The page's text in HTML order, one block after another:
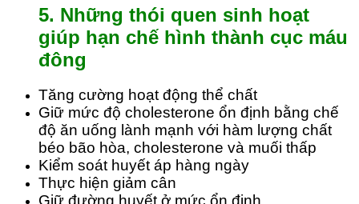
5. Những thói quen sinh hoạt
giúp hạn chế hình thành cục máu
đông
Tăng cường hoạt động thể chất
Giữ mức độ cholesterone ổn định bằng chế
độ ăn uống lành mạnh với hàm lượng chất
béo bão hòa, cholesterone và muối thấp
Kiểm soát huyết áp hàng ngày
Thực hiện giảm cân